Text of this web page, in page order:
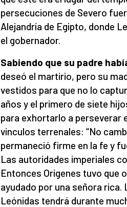
persecuciones de Severo
Alejandría de Egipto, donde
el gobernador.
Sabiendo que su padre
deseó el martirio, pero su
vestidos para que no lo
años y el primero de siete
para exhortarlo a perseverar
vínculos terrenales: “No
permaneció firme en la fe y
Las autoridades imperiales
Entonces Orígenes tuvo que
ayudado por una señora rica.
Leónidas tendrá durante